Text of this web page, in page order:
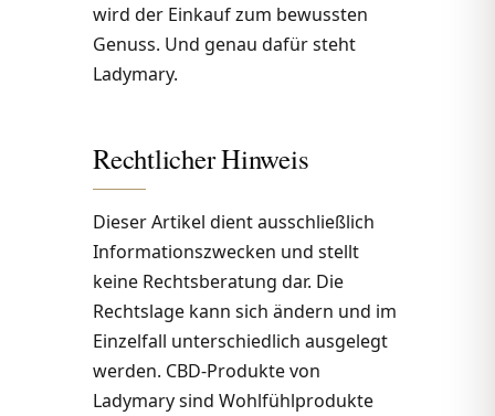
wird der Einkauf zum bewussten
Genuss. Und genau dafür steht
Ladymary.
Rechtlicher Hinweis
Dieser Artikel dient ausschließlich
Informationszwecken und stellt
keine Rechtsberatung dar. Die
Rechtslage kann sich ändern und im
Einzelfall unterschiedlich ausgelegt
werden. CBD-Produkte von
Ladymary sind Wohlfühlprodukte